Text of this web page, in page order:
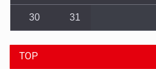
30 31
TOP